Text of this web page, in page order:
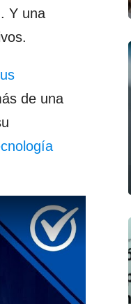
. Y una
de una